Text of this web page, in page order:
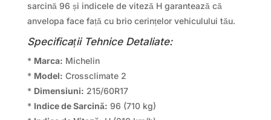
sarcină 96 și indicele de viteză H garantează că
anvelopa face față cu brio cerințelor vehiculului tău.
Specificații Tehnice Detaliate:
* Marca: Michelin
* Model: Crossclimate 2
* Dimensiuni: 215/60R17
* Indice de Sarcină: 96 (710 kg)